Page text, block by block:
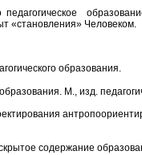
«становления» Человеком.
образования.
М., изд.
содержание